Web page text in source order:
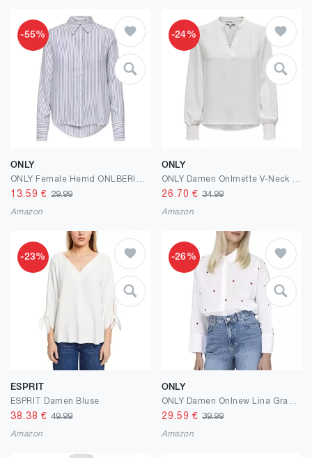
-55%
ONLY
13.59 €29.99
Amazon
-24%
ONLY
26.70 € 34.99
Amazon
-23%
ESPRIT
ESPRIT Damen Bluse
38.38 €49.99
Amazon
-26%
ONLY
29.59 € 39.99
Amazon